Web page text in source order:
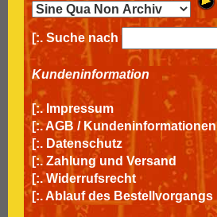
[:. Suche nach
Kundeninformation
[:. Impressum
[:.AGB / Kundeninformationen
[:. Datenschutz
[:. Zahlung und Versand
[:. Widerrufsrecht
[:.Ablauf des Bestellvorgangs